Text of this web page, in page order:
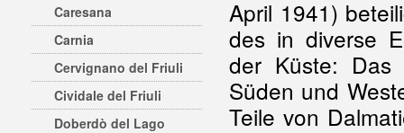
Caresana
Carnia
Cervignano del Friuli
Cividale del Friuli
Doberdò del Lago
April 1941)
des in diverse
der Küste: Das
Süden und
Teile von